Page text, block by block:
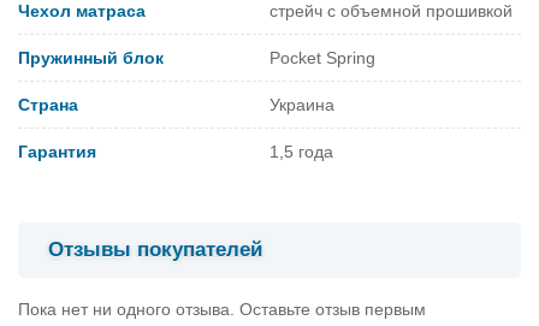
Чехол матраса стрейч с объемной прошивкой
Пружинный блок Pocket Spring
Страна Украина
Гарантия 1,5 года
Отзывы покупателей
Пока нет ни одного отзыва. Оставьте отзыв первым